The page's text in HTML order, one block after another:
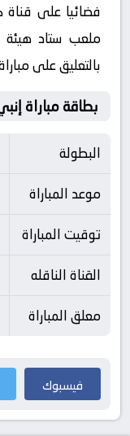
ملعب ستاد هيئة
بالتعليق على
بطاقة مباراة
البطولة
موعد المباراة
توقيت المباراة
القناة الناقله
معلق المباراة
فيسبوك